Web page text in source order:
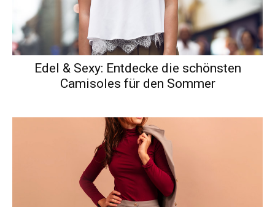
Edel & Sexy: Entdecke die schönsten
Camisoles für den Sommer